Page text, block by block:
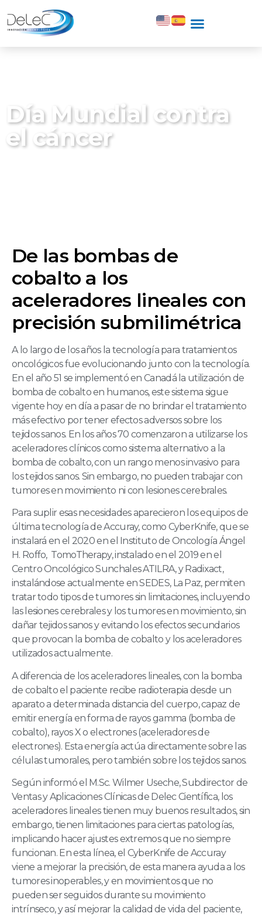
Día Mundial contra
el cáncer
De las bombas de
cobalto a los
aceleradores lineales con
precisión submilimétrica
A lo largo de los años la tecnología para tratamientos
oncológicos fue evolucionando junto con la tecnología.
En el año 51 se implementó en Canadá la utilización de
bomba de cobalto en humanos, este sistema sigue
vigente hoy en día a pasar de no brindar el tratamiento
más efectivo por tener efectos adversos sobre los
tejidos sanos. En los años 70 comenzaron a utilizarse los
aceleradores clínicos como sistema alternativo a la
bomba de cobalto, con un rango menos invasivo para
los tejidos sanos. Sin embargo, no pueden trabajar con
tumores en movimiento ni con lesiones cerebrales.
Para suplir esas necesidades aparecieron los equipos de
última tecnología de Accuray, como CyberKnife, que se
instalará en el 2020 en el Instituto de Oncología Ángel
H. Roffo, TomoTherapy, instalado en el 2019 en el
Centro Oncológico Sunchales ATILRA, y Radixact,
instalándose actualmente en SEDES, La Paz, permiten
tratar todo tipos de tumores sin limitaciones, incluyendo
las lesiones cerebrales y los tumores en movimiento, sin
dañar tejidos sanos y evitando los efectos secundarios
que provocan la bomba de cobalto y los aceleradores
utilizados actualmente.
A diferencia de los aceleradores lineales, con la bomba
de cobalto el paciente recibe radioterapia desde un
aparato a determinada distancia del cuerpo, capaz de
emitir energía en forma de rayos gamma (bomba de
cobalto), rayos X o electrones (aceleradores de
electrones). Esta energía actúa directamente sobre las
células tumorales, pero también sobre los tejidos sanos.
Según informó el M.Sc. Wilmer Useche, Subdirector de
Ventas y Aplicaciones Clínicas de Delec Científica, los
aceleradores lineales tienen muy buenos resultados, sin
embargo, tienen limitaciones para ciertas patologías,
implicando hacer ajustes extremos que no siempre
funcionan. En esta línea, el CyberKnife de Accuray
viene a mejorar la precisión, de esta manera ayuda a los
tumores inoperables, y en movimientos que no
pueden ser seguidos durante su movimiento
intrínseco, y así mejorar la calidad de vida del paciente,